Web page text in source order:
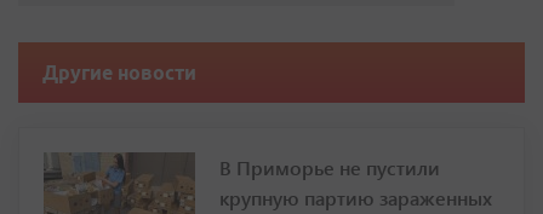
Другие новости
В Приморье не пустили
крупную партию зараженных